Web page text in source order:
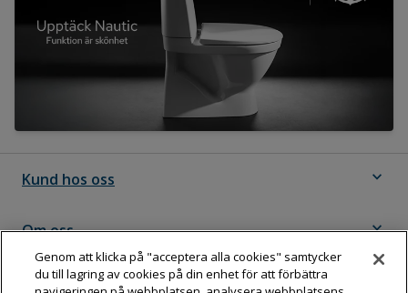
Kund hos oss expand_more
Om oss expand_more
Följ Dahl
Genom att klicka på "acceptera alla cookies" samtycker
du till lagring av cookies på din enhet för att förbättra